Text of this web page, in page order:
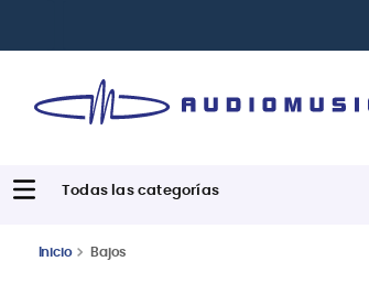
Bajos